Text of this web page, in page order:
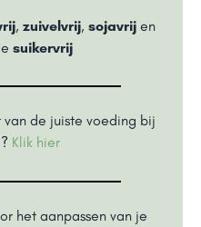
, zuivelvrij, sojavrij en
suikervrij
de juiste voeding bij
Klik hier
het aanpassen van je